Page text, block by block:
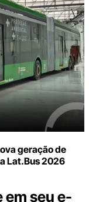
geração de
Lat.Bus 2026
em seu e-